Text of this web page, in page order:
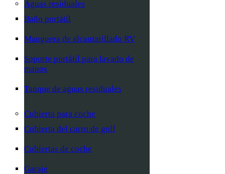
Aguas residuales
Baño portátil
Manguera de alcantarillado RV
Soporte portátil para lavado de
manos
Tanque de aguas residuales
Cubierta para coche
Cubierta del carro de golf
Cubiertas de coche
Garaje